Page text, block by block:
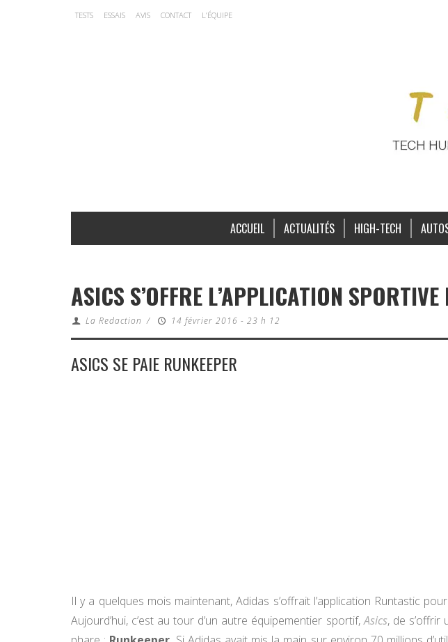
TESTS ESSAIS AVIS CONTACT L’ÉQUIPE
ACCUEIL ACTUALITÉS HIGH-TECH
ASICS S’OFFRE L’APPLICATION SPORTIVE
La Redaction / 14 février 2016 - 23 h 12
ASICS SE PAIE RUNKEEPER
Il y a quelques mois maintenant, Adidas s’offrait l’application Runtastic
Aujourd’hui, c’est au tour d’un autre équipementier sportif,Asics, de s’offrir